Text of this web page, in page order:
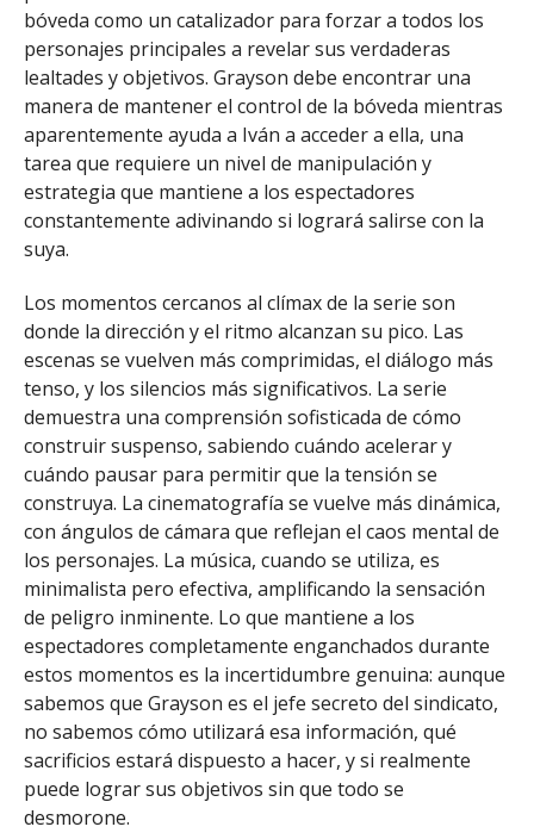
bóveda como un catalizador para forzar a todos los
personajes principales a revelar sus verdaderas
lealtades y objetivos. Grayson debe encontrar una
manera de mantener el control de la bóveda mientras
aparentemente ayuda a Iván a acceder a ella, una
tarea que requiere un nivel de manipulación y
estrategia que mantiene a los espectadores
constantemente adivinando si logrará salirse con la
suya.
Los momentos cercanos al clímax de la serie son
donde la dirección y el ritmo alcanzan su pico. Las
escenas se vuelven más comprimidas, el diálogo más
tenso, y los silencios más significativos. La serie
demuestra una comprensión sofisticada de cómo
construir suspenso, sabiendo cuándo acelerar y
cuándo pausar para permitir que la tensión se
construya. La cinematografía se vuelve más dinámica,
con ángulos de cámara que reflejan el caos mental de
los personajes. La música, cuando se utiliza, es
minimalista pero efectiva, amplificando la sensación
de peligro inminente. Lo que mantiene a los
espectadores completamente enganchados durante
estos momentos es la incertidumbre genuina: aunque
sabemos que Grayson es el jefe secreto del sindicato,
no sabemos cómo utilizará esa información, qué
sacrificios estará dispuesto a hacer, y si realmente
puede lograr sus objetivos sin que todo se
desmorone.